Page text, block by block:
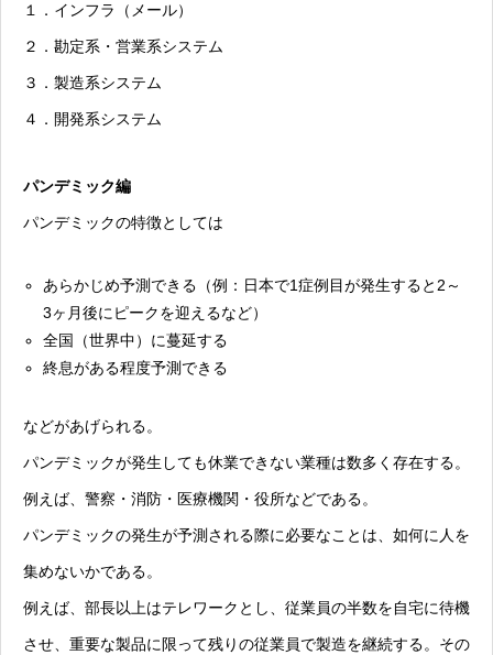
１．インフラ（メール）
２．勘定系・営業系システム
３．製造系システム
４．開発系システム
パンデミック編
パンデミックの特徴としては
あらかじめ予測できる（例：日本で1症例目が発生すると2～
3ヶ月後にピークを迎えるなど）
全国（世界中）に蔓延する
終息がある程度予測できる
などがあげられる。
パンデミックが発生しても休業できない業種は数多く存在する。
例えば、警察・消防・医療機関・役所などである。
パンデミックの発生が予測される際に必要なことは、如何に人を
集めないかである。
例えば、部長以上はテレワークとし、従業員の半数を自宅に待機
させ、重要な製品に限って残りの従業員で製造を継続する。その